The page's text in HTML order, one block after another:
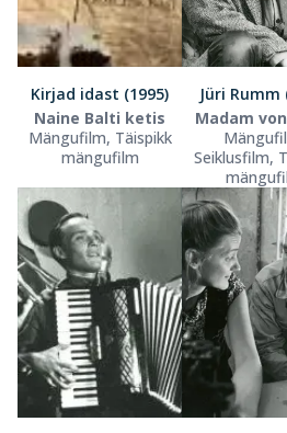
Kirjad idast (1995)
Naine Balti ketis
Mängufilm, Täispikk
mängufilm
Jüri Rumm
Madam
Seiklusfilm,